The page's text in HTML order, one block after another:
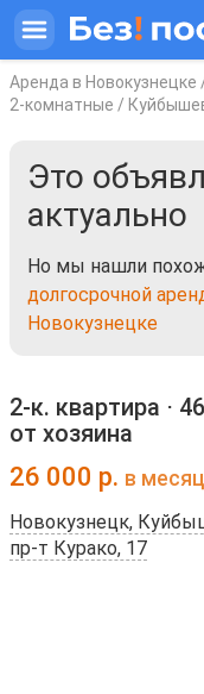
Аренда в Новокузнецке
2-комнатные /
Это
актуально
Но мы нашли
долгосрочной
Новокузнецке
2-к. квартира ⋅
от хозяина
26 000 р. в месяц
Новокузнецк,
пр-т Курако, 17